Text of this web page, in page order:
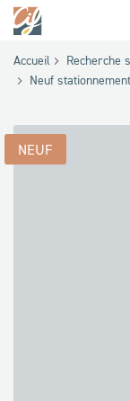
Accueil Recherche
Neuf
NEUF